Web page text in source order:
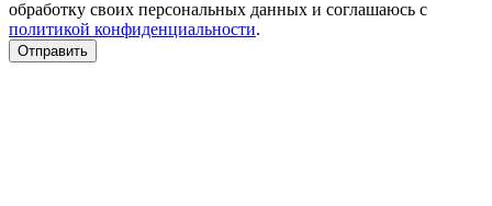
обработку своих персональных данных и соглашаюсь с
политикой конфиденциальности.
Отправить